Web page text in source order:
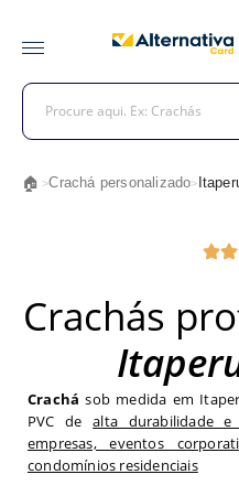
🏠 >Crachá personalizado>
Crachás
Crachá sob medida em
PVC dealta durabilidade e
empresas, eventos
condomínios residenciais